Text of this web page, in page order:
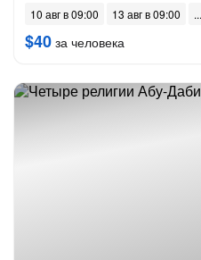
10 авг в 09:00 13 авг в 09:00
$40 за человека